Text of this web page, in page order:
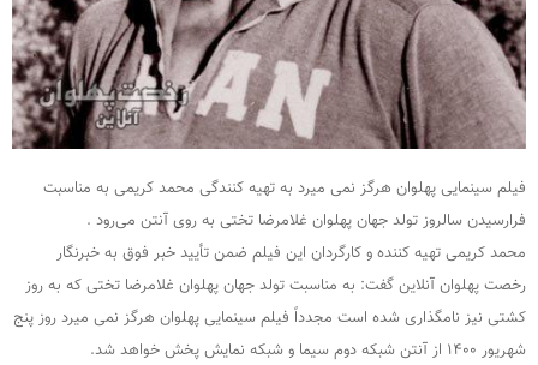
فیلم سینمایی پهلوان هرگز نمی میرد به تهیه کنندگی محمد کریمی به مناسبت
فرارسیدن سالروز تولد جهان پهلوان غلامرضا تختی به روی آنتن می‌رود .
محمد کریمی تهیه کننده و کارگردان این فیلم ضمن تأیید خبر فوق به خبرنگار
رخصت پهلوان آنلاین گفت: به مناسبت تولد جهان پهلوان غلامرضا تختی که به روز
کشتی نیز نامگذاری شده است مجدداً فیلم سینمایی پهلوان هرگز نمی میرد روز پنج
شهریور ۱۴۰۰ از آنتن شبکه دوم سیما و شبکه نمایش پخش خواهد شد.